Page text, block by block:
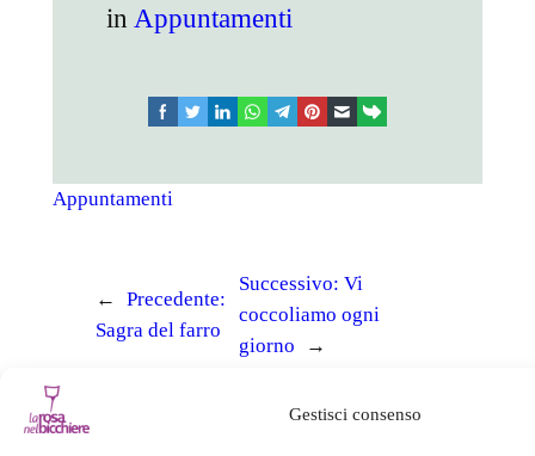
Gestisci consenso
in Appuntamenti
facebooktwitterlinkedinwhatsapptelegram
pinterest email link
Appuntamenti
←
Precedente:
Sagra del farro
Successivo:Vi
coccoliamo ogni
giorno
→